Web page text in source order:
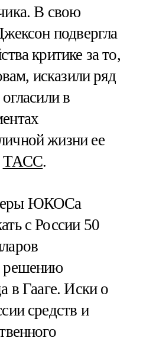
В свою
подвергла
критике за то,
исказили ряд
в
жизни ее
ТАСС.
ЮКОСа
с России 50
решению
в Гааге. Иски о
средств и